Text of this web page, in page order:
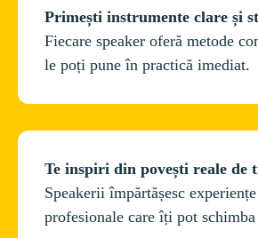
Fiecare speaker oferă metode
le poți pune în practică imediat.
Speakerii împărtășesc